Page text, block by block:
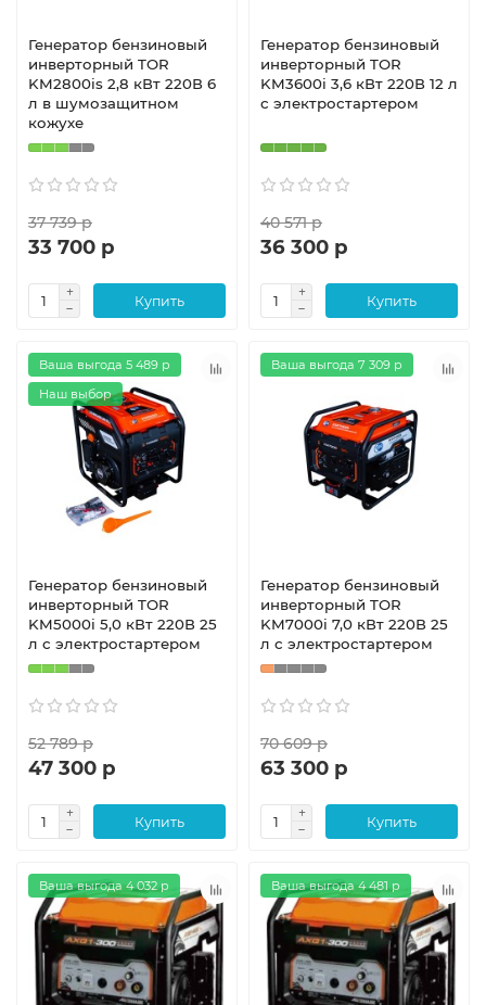
Генератор бензиновый
инверторный TOR
KM2800is 2,8 кВт 220В 6
л в шумозащитном
кожухе
37 739 р
33 700 р
Купить
Генератор бензиновый
инверторный TOR
KM3600i 3,6 кВт 220В 12 л
с электростартером
40 571 р
36 300 р
Купить
Ваша выгода 5 489 р
Наш выбор
Генератор бензиновый
инверторный TOR
KM5000i 5,0 кВт 220В 25
л с электростартером
52 789 р
47 300 р
Купить
Ваша выгода 7 309 р
Генератор бензиновый
инверторный TOR
KM7000i 7,0 кВт 220В 25
л с электростартером
70 609 р
63 300 р
Купить
Ваша выгода 4 032 р Ваша выгода 4 481 р